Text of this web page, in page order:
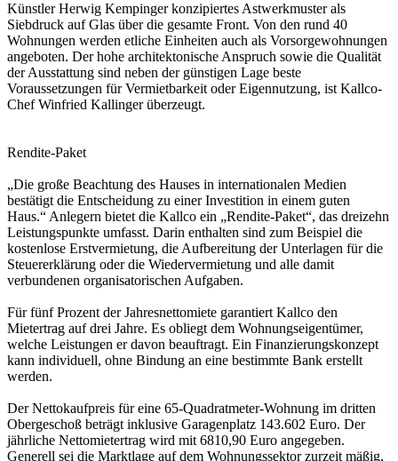
Künstler Herwig Kempinger konzipiertes Astwerkmuster als
Siebdruck auf Glas über die gesamte Front. Von den rund 40
Wohnungen werden etliche Einheiten auch als Vorsorgewohnungen
angeboten. Der hohe architektonische Anspruch sowie die Qualität
der Ausstattung sind neben der günstigen Lage beste
Voraussetzungen für Vermietbarkeit oder Eigennutzung, ist Kallco-
Chef Winfried Kallinger überzeugt.
Rendite-Paket
„Die große Beachtung des Hauses in internationalen Medien
bestätigt die Entscheidung zu einer Investition in einem guten
Haus.“ Anlegern bietet die Kallco ein „Rendite-Paket“, das dreizehn
Leistungspunkte umfasst. Darin enthalten sind zum Beispiel die
kostenlose Erstvermietung, die Aufbereitung der Unterlagen für die
Steuererklärung oder die Wiedervermietung und alle damit
verbundenen organisatorischen Aufgaben.
Für fünf Prozent der Jahresnettomiete garantiert Kallco den
Mietertrag auf drei Jahre. Es obliegt dem Wohnungseigentümer,
welche Leistungen er davon beauftragt. Ein Finanzierungskonzept
kann individuell, ohne Bindung an eine bestimmte Bank erstellt
werden.
Der Nettokaufpreis für eine 65-Quadratmeter-Wohnung im dritten
Obergeschoß beträgt inklusive Garagenplatz 143.602 Euro. Der
jährliche Nettomietertrag wird mit 6810,90 Euro angegeben.
Generell sei die Marktlage auf dem Wohnungssektor zurzeit mäßig,